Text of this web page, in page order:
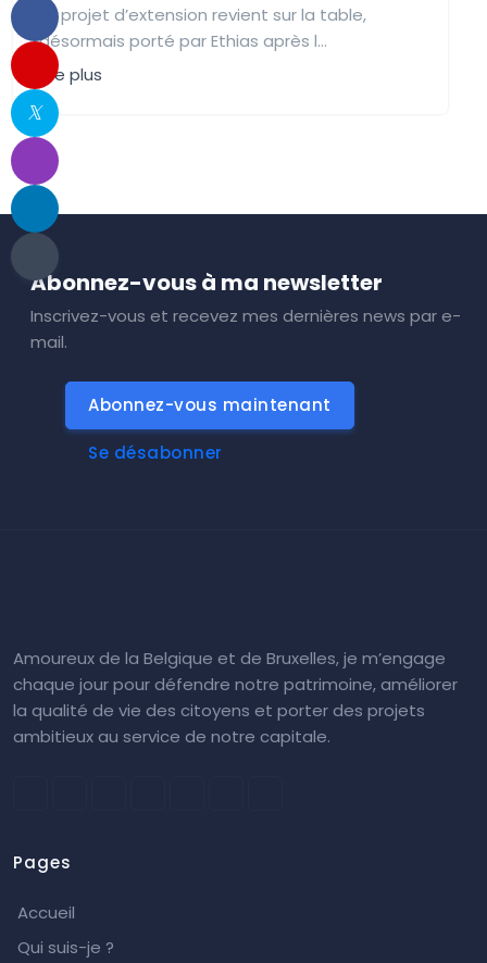
Le projet d’extension revient sur la table,
désormais porté par Ethias après l...
Lire plus
Abonnez-vous à ma newsletter
Inscrivez-vous et recevez mes dernières news par e-
mail.
Abonnez-vous maintenant
Se désabonner
Amoureux de la Belgique et de Bruxelles, je m’engage
chaque jour pour défendre notre patrimoine, améliorer
la qualité de vie des citoyens et porter des projets
ambitieux au service de notre capitale.
Pages
Accueil
Qui suis-je ?